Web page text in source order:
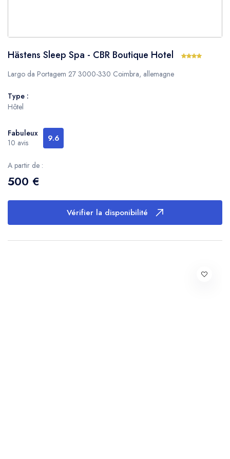
Hästens Sleep Spa - CBR Boutique Hotel
Largo da Portagem 27 3000-330 Coimbra, allemagne
Type :
Hôtel
Fabuleux
10 avis
9.6
A partir de :
500 €
Vérifier la disponibilité